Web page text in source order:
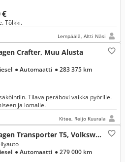
€
Tölkki.
Lempäälä, Altti Näsi
Crafter, Muu Alusta
● Automaatti ● 283 375 km
vaikka pyörille.
ja lomalle.
Kitee, Reijo Kuurala
Volkswagen Transporter T5, Volkswagen
● Automaatti ● 279 000 km